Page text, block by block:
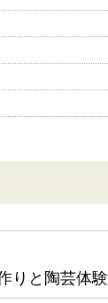
りと陶芸体験